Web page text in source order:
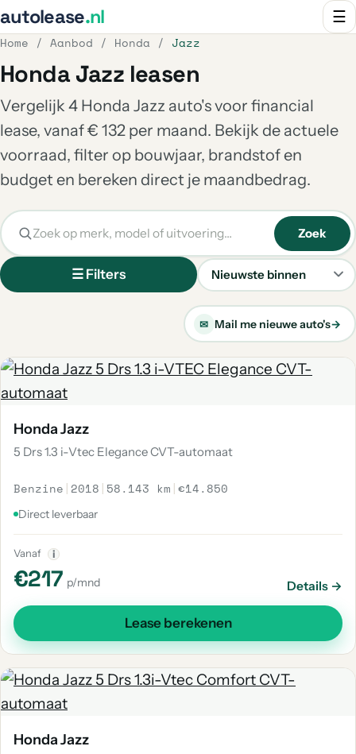
autolease.nl ☰
Home / Aanbod / Honda / Jazz
Honda Jazz leasen
Vergelijk 4 Honda Jazz auto's voor financial
lease, vanaf € 132 per maand. Bekijk de actuele
voorraad, filter op bouwjaar, brandstof en
budget en bereken direct je maandbedrag.
☰ Filters
Sorteren
Zoek
✉ Mail me nieuwe auto's→
Honda Jazz
5 Drs 1.3 i-Vtec Elegance CVT-automaat
Benzine | 2018 | 58.143 km |€14.850
Direct leverbaar
Vanaf i
€217 p/mnd Details →
Lease berekenen
Honda Jazz